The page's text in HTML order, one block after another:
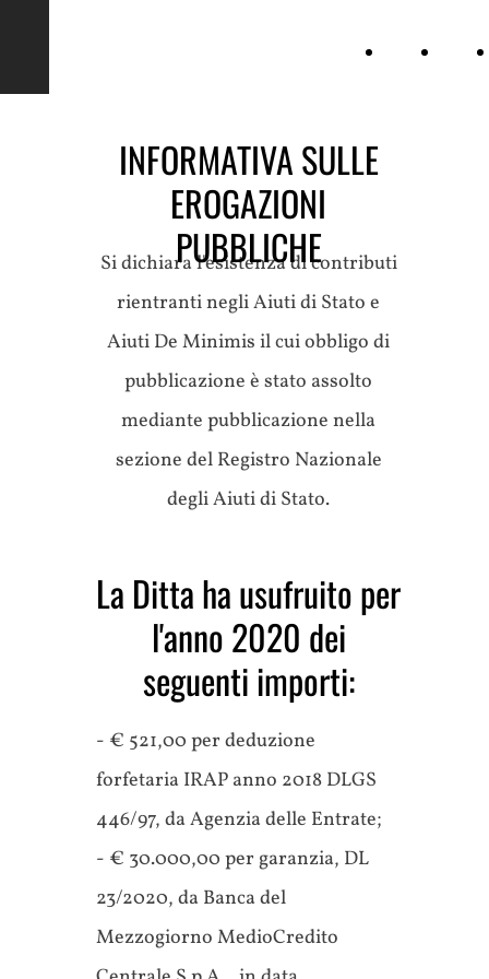
INFORMATIVA SULLE
EROGAZIONI
PUBBLICHE
Si dichiara l'esistenza di contributi
rientranti negli Aiuti di Stato e
Aiuti De Minimis il cui obbligo di
pubblicazione è stato assolto
mediante pubblicazione nella
sezione del Registro Nazionale
degli Aiuti di Stato.
La Ditta ha usufruito per
l'anno 2020 dei
seguenti importi:
- € 521,00 per deduzione
forfetaria IRAP anno 2018 DLGS
446/97, da Agenzia delle Entrate;
- € 30.000,00 per garanzia, DL
23/2020, da Banca del
Mezzogiorno MedioCredito